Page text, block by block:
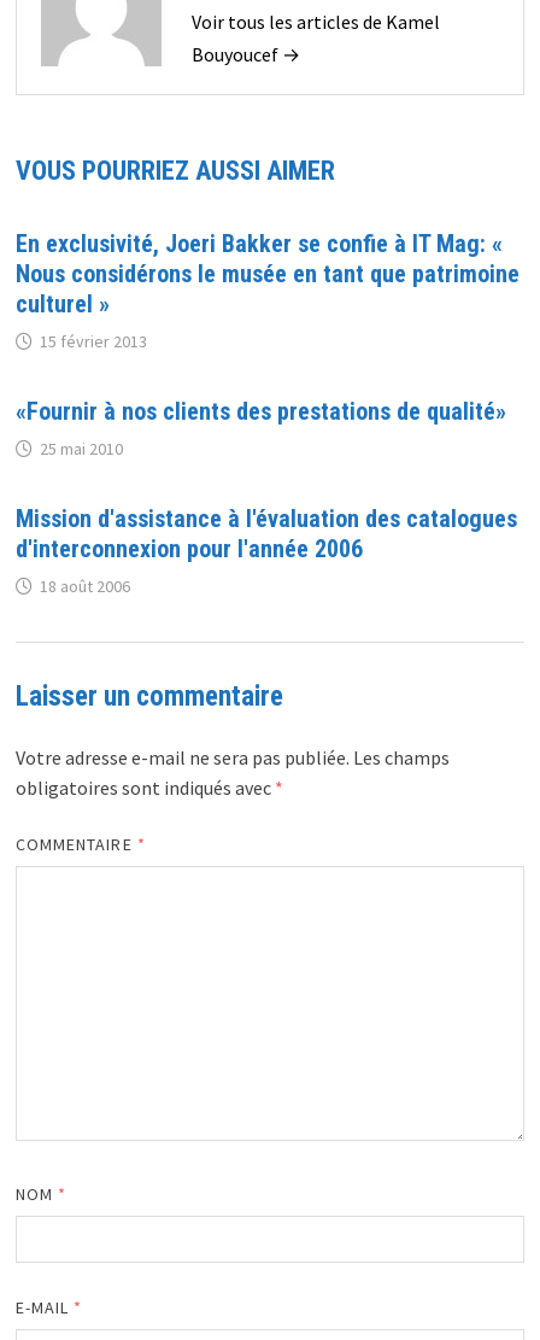
Voir tous les articles de Kamel
Bouyoucef →
VOUS POURRIEZ AUSSI AIMER
En exclusivité, Joeri Bakker se confie à IT Mag: «
Nous considérons le musée en tant que patrimoine
culturel »
15 février 2013
«Fournir à nos clients des prestations de qualité»
25 mai 2010
Mission d'assistance à l'évaluation des catalogues
d'interconnexion pour l'année 2006
18 août 2006
Laisser un commentaire
Votre adresse e-mail ne sera pas publiée. Les champs
obligatoires sont indiqués avec *
COMMENTAIRE *
NOM *
E-MAIL *